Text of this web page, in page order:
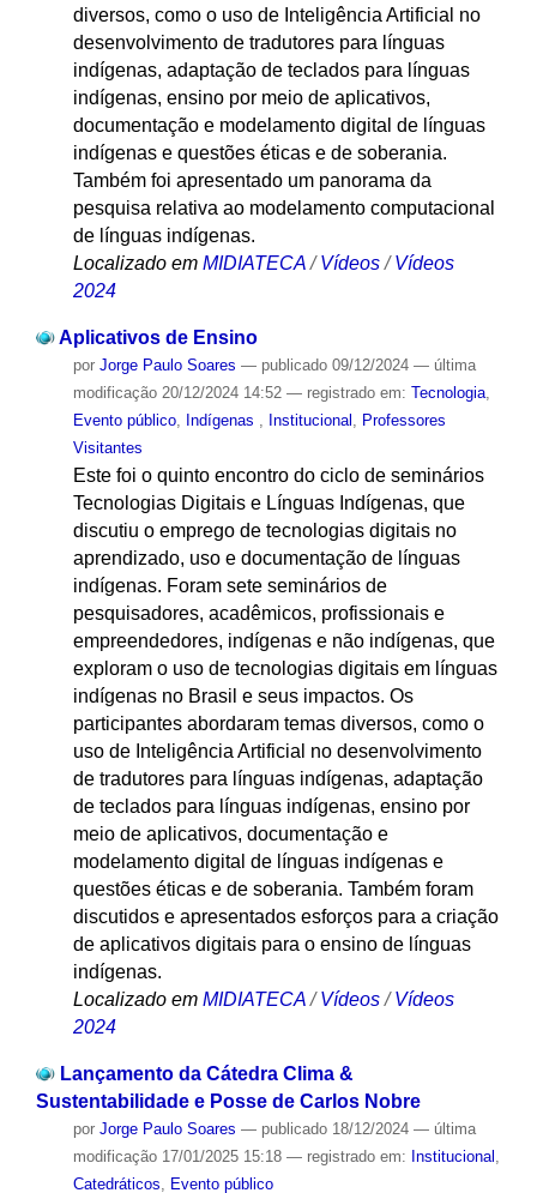
diversos, como o uso de Inteligência Artificial no
desenvolvimento de tradutores para línguas
indígenas, adaptação de teclados para línguas
indígenas, ensino por meio de aplicativos,
documentação e modelamento digital de línguas
indígenas e questões éticas e de soberania.
Também foi apresentado um panorama da
pesquisa relativa ao modelamento computacional
de línguas indígenas.
Localizado em MIDIATECA /Vídeos /Vídeos
2024
Aplicativos de Ensino
por Jorge Paulo Soares — publicado09/12/2024 — última
modificação20/12/2024 14:52 — registrado em: Tecnologia,
Evento público, Indígenas , Institucional , Professores
Visitantes
Este foi o quinto encontro do ciclo de seminários
Tecnologias Digitais e Línguas Indígenas, que
discutiu o emprego de tecnologias digitais no
aprendizado, uso e documentação de línguas
indígenas. Foram sete seminários de
pesquisadores, acadêmicos, profissionais e
empreendedores, indígenas e não indígenas, que
exploram o uso de tecnologias digitais em línguas
indígenas no Brasil e seus impactos. Os
participantes abordaram temas diversos, como o
uso de Inteligência Artificial no desenvolvimento
de tradutores para línguas indígenas, adaptação
de teclados para línguas indígenas, ensino por
meio de aplicativos, documentação e
modelamento digital de línguas indígenas e
questões éticas e de soberania. Também foram
discutidos e apresentados esforços para a criação
de aplicativos digitais para o ensino de línguas
indígenas.
Localizado em MIDIATECA /Vídeos /Vídeos
2024
Lançamento da Cátedra Clima &
Sustentabilidade e Posse de Carlos Nobre
por Jorge Paulo Soares — publicado18/12/2024 — última
modificação17/01/2025 15:18 — registrado em: Institucional
Catedráticos
Evento público